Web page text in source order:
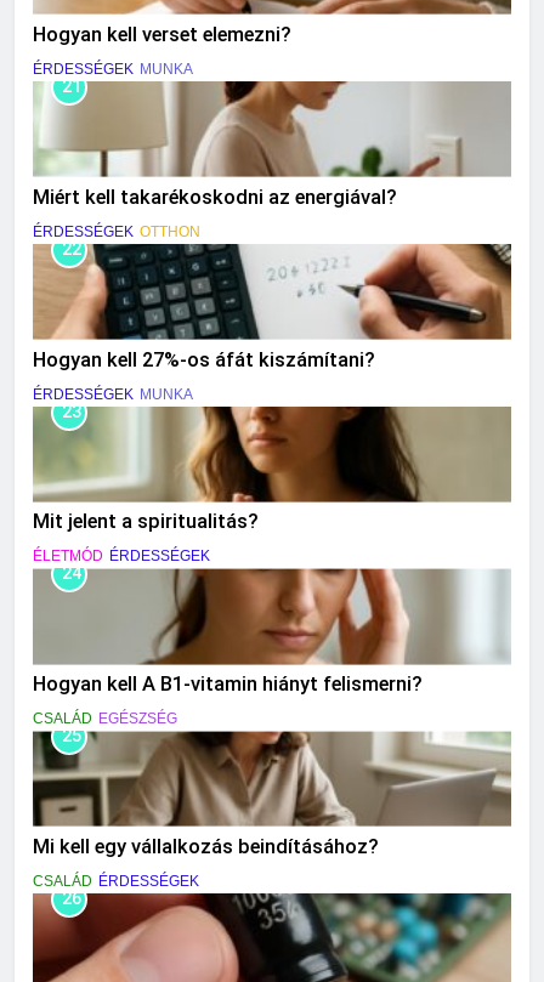
Hogyan kell verset elemezni?
ÉRDESSÉGEK MUNKA
21
Miért kell takarékoskodni az energiával?
ÉRDESSÉGEK OTTHON
22
Hogyan kell 27%-os áfát kiszámítani?
ÉRDESSÉGEK MUNKA
23
Mit jelent a spiritualitás?
ÉLETMÓD ÉRDESSÉGEK
24
Hogyan kell A B1-vitamin hiányt felismerni?
CSALÁD EGÉSZSÉG
25
Mi kell egy vállalkozás beindításához?
CSALÁD ÉRDESSÉGEK
26